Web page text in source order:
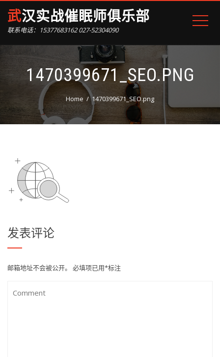
武汉实战催眠师俱乐部
联系电话：15377683162 027-52304090
1470399671_SEO.PNG
Home 1470399671_SEO.png
发表评论
邮箱地址不会被公开。 必填项已用*标注